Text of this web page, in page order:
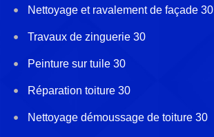
Nettoyage et ravalement de façade 30
Travaux de zinguerie 30
Peinture sur tuile 30
Réparation toiture 30
Nettoyage démoussage de toiture 30